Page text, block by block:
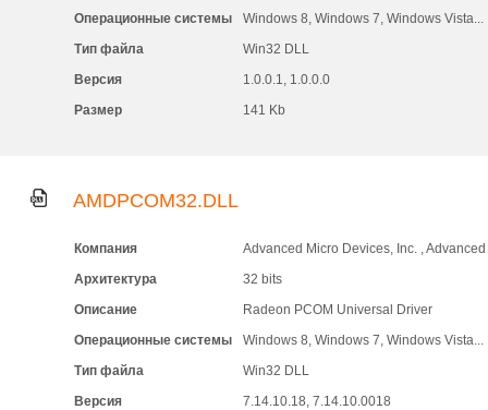
Операционные системы
Windows 8, Windows 7, Windows Vista...
Тип файла
Win32 DLL
Версия
1.0.0.1, 1.0.0.0
Размер
141 Kb
AMDPCOM32.DLL
Компания
Advanced Micro Devices, Inc. ,
Архитектура
32 bits
Описание
Radeon PCOM Universal Driver
Операционные системы
Windows 8, Windows 7, Windows Vista...
Тип файла
Win32 DLL
Версия
7.14.10.18, 7.14.10.0018